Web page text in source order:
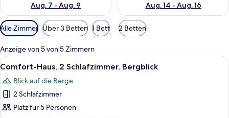
Aug. 7 - Aug. 9
Aug. 14 - Aug. 16
Verfügbare
Filter
für
Zimmer
Alle Zimmer Über 3 Betten 1 Bett 2 Betten
Anzeige von 5 von 5 Zimmern
Alle
Fotos
für
Comfort-
Haus,
Eine Hängematte auf einer
11
Comfort-Haus, 2 Schlafzimmer, Bergblick
Blick auf die Berge
2 Schlafzimmer
Platz für 5 Personen